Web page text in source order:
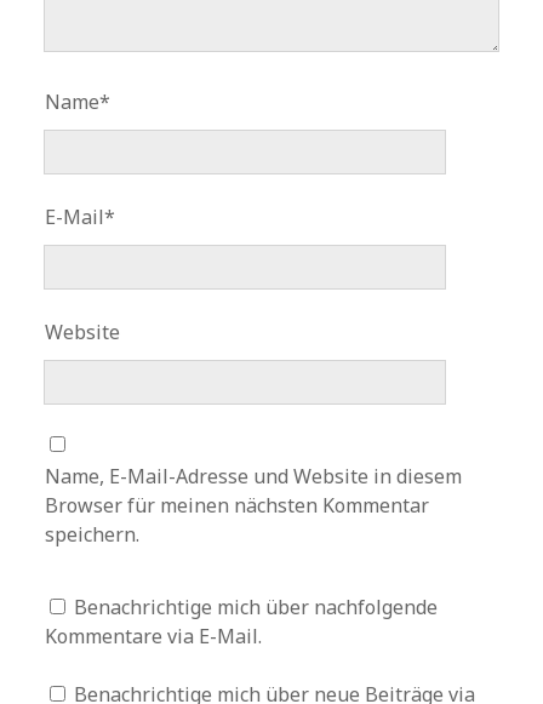
Name*
E-Mail*
Website
Name, E-Mail-Adresse und Website in diesem
Browser für meinen nächsten Kommentar
speichern.
Benachrichtige mich über nachfolgende
Kommentare via E-Mail.
Benachrichtige mich über neue Beiträge via